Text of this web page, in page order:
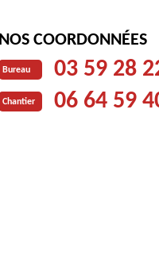
NOS COORDONNÉES
Bureau 03 59 28
Chantier 06 64 59